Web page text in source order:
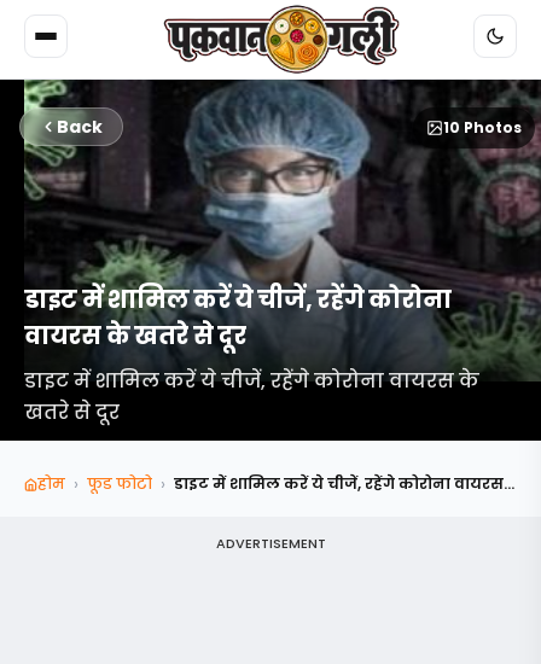
10 Photos
Back
डाइट में शामिल करें ये चीजें, रहेंगे कोरोना
वायरस के खतरे से दूर
डाइट में शामिल करें ये चीजें, रहेंगे कोरोना वायरस के
खतरे से दूर
होम › फूड फोटो › डाइट में शामिल करें ये चीजें, रहेंगे कोरोना वायरस...
ADVERTISEMENT